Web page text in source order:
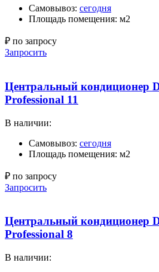
Самовывоз: сегодня
Площадь помещения: м2
₽ по запросу
Запросить
Центральный кондиционер
Professional 11
В наличии:
Самовывоз: сегодня
Площадь помещения: м2
₽ по запросу
Запросить
Центральный кондиционер
Professional 8
В наличии: